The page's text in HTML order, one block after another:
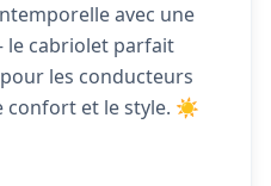
avec une
cabriolet parfait
les conducteurs
confort et le style. ☀️